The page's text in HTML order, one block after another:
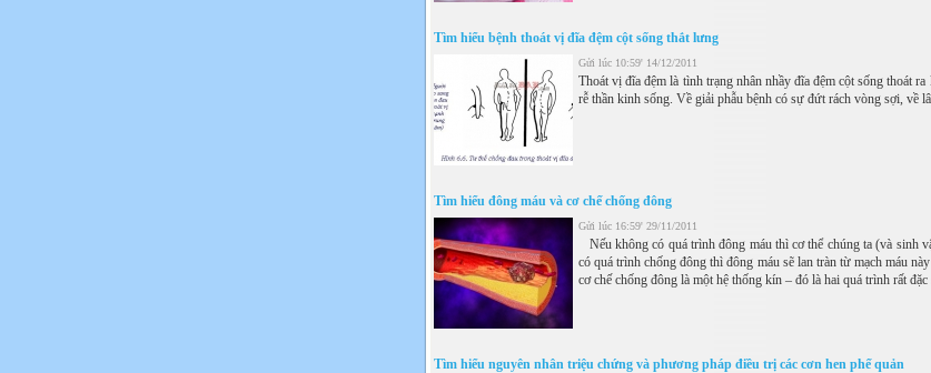
Tìm hiểu bệnh thoát vị đĩa đệm cột sống thắt lưng
Gửi lúc 10:59' 14/12/2011
Thoát vị đĩa đệm là tình trạng nhân nhầy đĩa đệm cột sống thoát
rễ thần kinh sống. Về giải phẫu bệnh có sự đứt rách vòng sợi, về
Tìm hiểu đông máu và cơ chế chống đông
Gửi lúc 16:59' 29/11/2011
Nếu không có quá trình đông máu thì cơ thể chúng ta (và sinh
có quá trình chống đông thì đông máu sẽ lan tràn từ mạch máu
cơ chế chống đông là một hệ thống kín – đó là hai quá trình rất đặc
Tìm hiểu nguyên nhân triệu chứng và phương pháp điều trị các cơn hen phế quản